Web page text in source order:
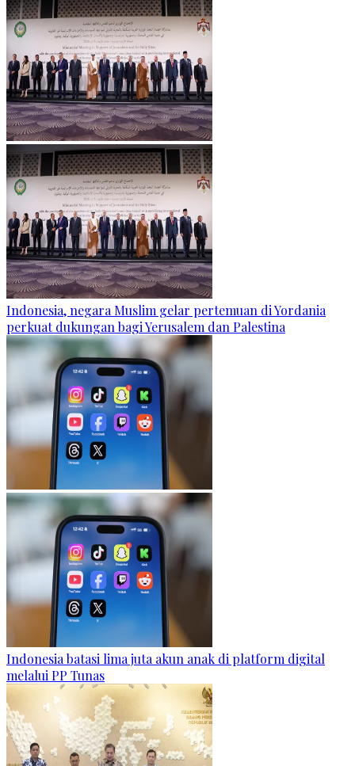
Indonesia, negara Muslim gelar pertemuan di Yordania
perkuat dukungan bagi Yerusalem dan Palestina
Indonesia batasi lima juta akun anak di platform digital
melalui PP Tunas